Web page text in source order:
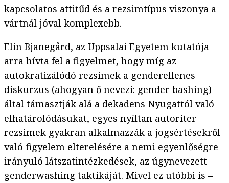
kapcsolatos attitűd és a rezsimtípus viszonya a
vártnál jóval komplexebb.
Elin Bjanegård, az Uppsalai Egyetem kutatója
arra hívta fel a figyelmet, hogy míg az
autokratizálódó rezsimek a genderellenes
diskurzus (ahogyan ő nevezi: gender bashing)
által támasztják alá a dekadens Nyugattól való
elhatárolódásukat, egyes nyíltan autoriter
rezsimek gyakran alkalmazzák a jogsértésekről
való figyelem elterelésére a nemi egyenlőségre
irányuló látszatintézkedések, az úgynevezett
genderwashing taktikáját. Mivel ez utóbbi is –